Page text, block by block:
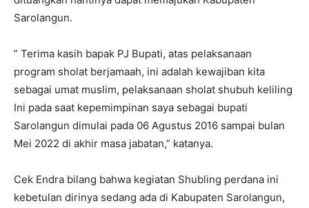
Sarolangun.
” Terima kasih bapak PJ Bupati, atas pelaksanaan
program sholat berjamaah, ini adalah kewajiban kita
sebagai umat muslim, pelaksanaan sholat shubuh keliling
Ini pada saat kepemimpinan saya sebagai bupati
Sarolangun dimulai pada 06 Agustus 2016 sampai bulan
Mei 2022 di akhir masa jabatan,” katanya.
Cek Endra bilang bahwa kegiatan Shubling perdana ini
kebetulan dirinya sedang ada di Kabupaten Sarolangun,